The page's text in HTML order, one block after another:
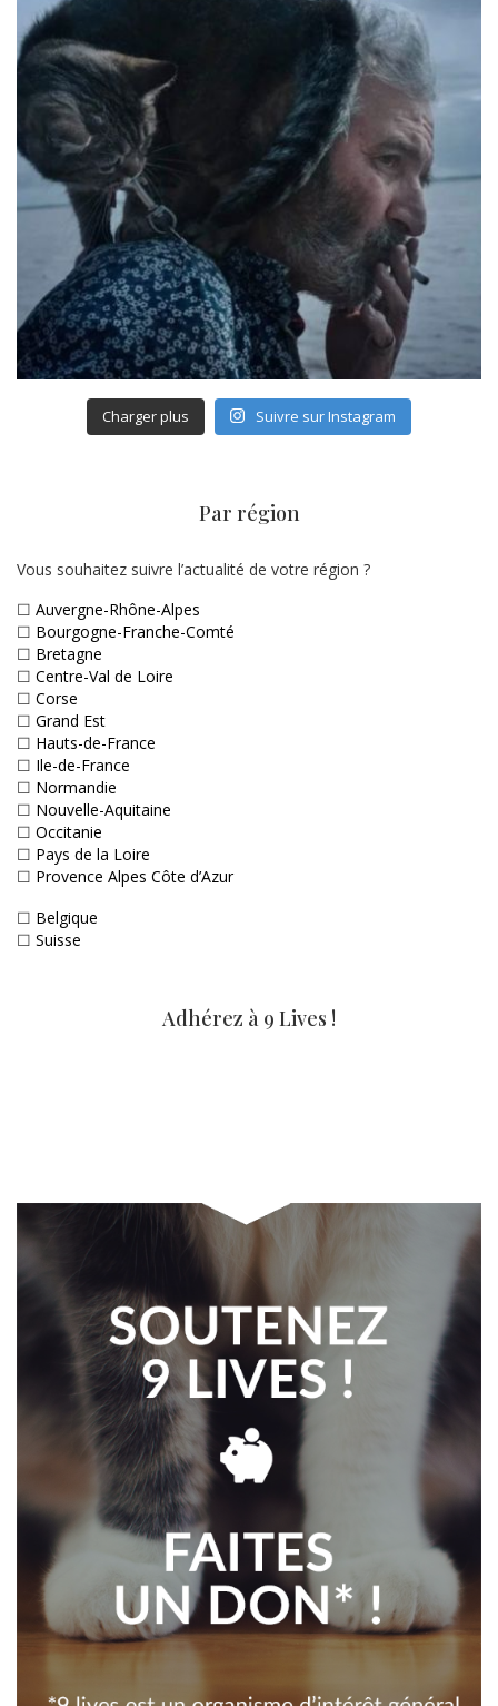
Charger plus Suivre sur Instagram
Par région
Vous souhaitez suivre l’actualité de votre région ?
☐ Auvergne-Rhône-Alpes
☐ Bourgogne-Franche-Comté
☐ Bretagne
☐ Centre-Val de Loire
☐ Corse
☐ Grand Est
☐ Hauts-de-France
☐ Ile-de-France
☐ Normandie
☐ Nouvelle-Aquitaine
☐ Occitanie
☐ Pays de la Loire
☐ Provence Alpes Côte d’Azur
☐ Belgique
☐ Suisse
Adhérez à 9 Lives !